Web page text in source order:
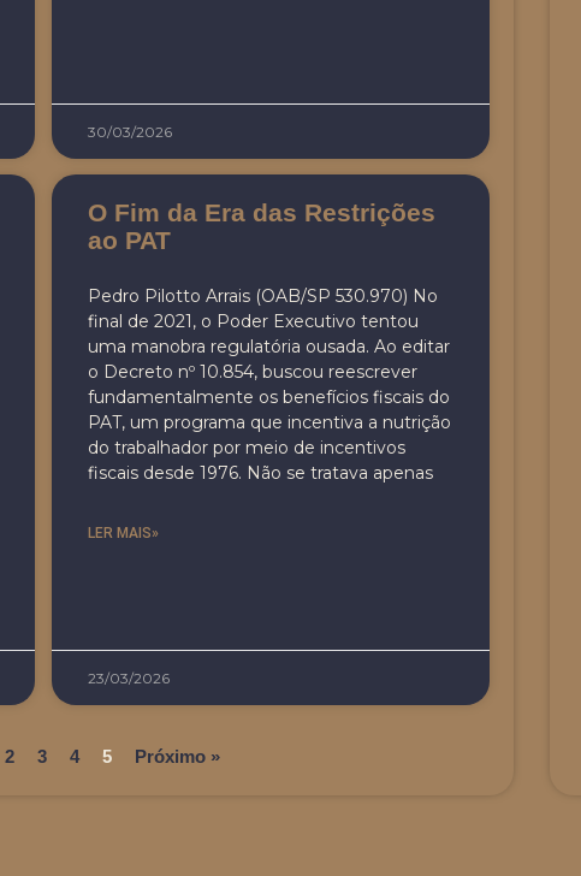
30/03/2026
O Fim da Era das Restrições
ao PAT
Pedro Pilotto Arrais (OAB/SP 530.970) No
final de 2021, o Poder Executivo tentou
uma manobra regulatória ousada. Ao editar
o Decreto nº 10.854, buscou reescrever
fundamentalmente os benefícios fiscais do
PAT, um programa que incentiva a nutrição
do trabalhador por meio de incentivos
fiscais desde 1976. Não se tratava apenas
LER MAIS»
23/03/2026
2 3 4 5 Próximo »